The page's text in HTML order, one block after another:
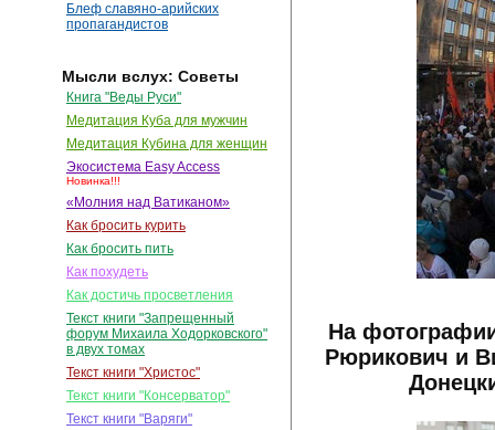
Блеф славяно-арийских
пропагандистов
Мысли вслух: Советы
Книга "Веды Руси"
Медитация Куба для мужчин
Медитация Кубина для женщин
Экосистема Easy Access
Новинка!!!
«Молния над Ватиканом»
Как бросить курить
Как бросить пить
Как похудеть
Как достичь просветления
Текст книги "Запрещенный
форум Михаила Ходорковского"
в двух томах
Текст книги "Христос"
Текст книги "Консерватор"
Текст книги "Варяги"
На
Рюрикович и